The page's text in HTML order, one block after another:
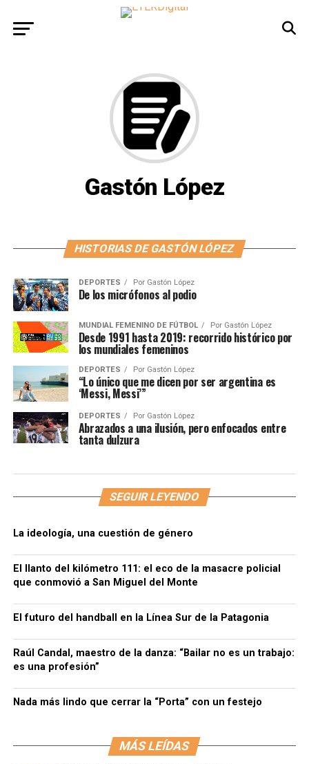
Gastón López
HISTORIAS DE GASTÓN LÓPEZ
DEPORTES Por Gastón López
De los micrófonos al podio
MUNDIAL FEMENINO DE FÚTBOL Por Gastón López
Desde 1991 hasta 2019: recorrido histórico por
los mundiales femeninos
DEPORTES Por Gastón López
“Lo único que me dicen por ser argentina es
‘Messi, Messi’”
DEPORTES Por Gastón López
Abrazados a una ilusión, pero enfocados entre
tanta dulzura
SEGUIR LEYENDO
La ideología, una cuestión de género
El llanto del kilómetro 111: el eco de la masacre policial
que conmovió a San Miguel del Monte
El futuro del handball en la Línea Sur de la Patagonia
Raúl Candal, maestro de la danza: “Bailar no es un trabajo:
es una profesión”
Nada más lindo que cerrar la “Porta” con un festejo
MÁS LEÍDAS